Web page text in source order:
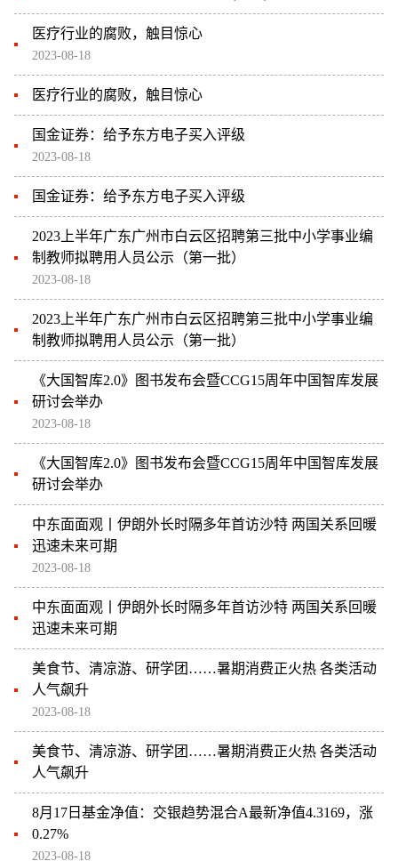
医疗行业的腐败，触目惊心
2023-08-18
医疗行业的腐败，触目惊心
国金证券：给予东方电子买入评级
2023-08-18
国金证券：给予东方电子买入评级
2023上半年广东广州市白云区招聘第三批中小学事业编
制教师拟聘用人员公示（第一批）
2023-08-18
2023上半年广东广州市白云区招聘第三批中小学事业编
制教师拟聘用人员公示（第一批）
《大国智库2.0》图书发布会暨CCG15周年中国智库发展
研讨会举办
2023-08-18
《大国智库2.0》图书发布会暨CCG15周年中国智库发展
研讨会举办
中东面面观丨伊朗外长时隔多年首访沙特 两国关系回暖
迅速未来可期
2023-08-18
中东面面观丨伊朗外长时隔多年首访沙特 两国关系回暖
迅速未来可期
美食节、清凉游、研学团……暑期消费正火热 各类活动
人气飙升
2023-08-18
美食节、清凉游、研学团……暑期消费正火热 各类活动
人气飙升
8月17日基金净值：交银趋势混合A最新净值4.3169，涨
0.27%
2023-08-18